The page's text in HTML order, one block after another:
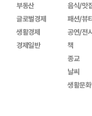
부동산
글로벌경제
생활경제
경제일반
음식/맛
패션/뷰
공연/전
책
종교
날씨
생활문